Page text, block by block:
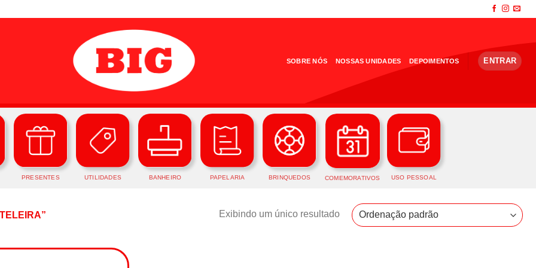
SOBRE NÓS NOSSAS UNIDADES DEPOIMENTOS ENTRAR
PRESENTES UTILIDADES BANHEIRO PAPELARIA BRINQUEDOS COMEMORATIVOS USO PESSOAL
Exibindo um único resultado